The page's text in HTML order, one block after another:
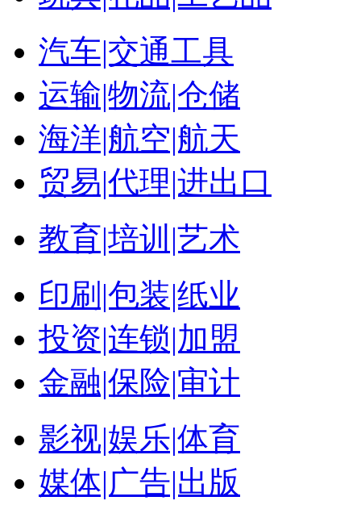
汽车|交通工具
运输|物流|仓储
海洋|航空|航天
贸易|代理|进出口
教育|培训|艺术
印刷|包装|纸业
投资|连锁|加盟
金融|保险|审计
影视|娱乐|体育
媒体|广告|出版